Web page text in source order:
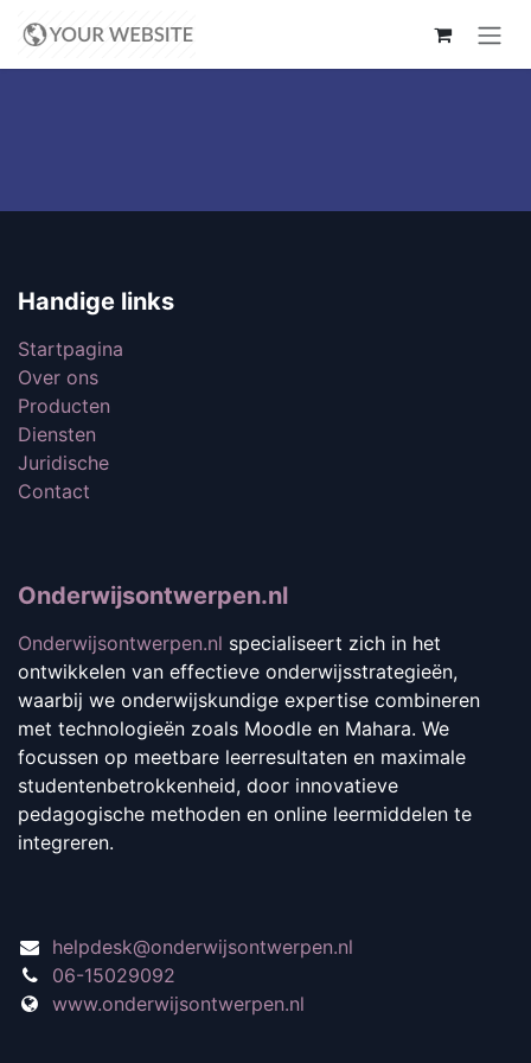
Handige links
Startpagina
Over ons
Producten
Diensten
Juridische
Contact
Onderwijsontwerpen.nl
Onderwijsontwerpen.nl specialiseert zich in het
ontwikkelen van effectieve onderwijsstrategieën,
waarbij we onderwijskundige expertise combineren
met technologieën zoals Moodle en Mahara. We
focussen op meetbare leerresultaten en maximale
studentenbetrokkenheid, door innovatieve
pedagogische methoden en online leermiddelen te
integreren.
helpdesk@onderwijsontwerpen.nl
06-15029092
www.onderwijsontwerpen.nl